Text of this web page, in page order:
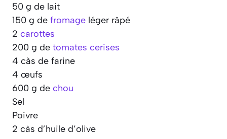
50 g de lait
150 g de fromage léger râpé
2 carottes
200 g de tomates cerises
4 càs de farine
4 œufs
600 g de chou
Sel
Poivre
2 càs d’huile d’olive